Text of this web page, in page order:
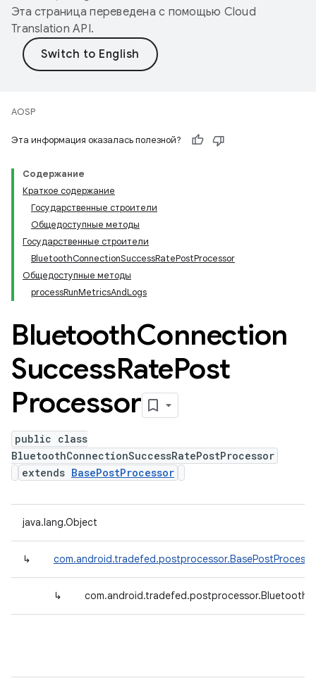
Эта страница переведена с помощью Cloud
Translation API.
AOSP
Эта информация оказалась полезной?
Содержание
Краткое содержание
Государственные строители
Общедоступные методы
Государственные строители
BluetoothConnectionSuccessRatePostProcessor
Общедоступные методы
processRunMetricsAndLogs
BluetoothConnection
SuccessRatePost
Processor
public class
BluetoothConnectionSuccessRatePostProcessor
extends BasePostProcessor
java.lang.Object
↳
↳